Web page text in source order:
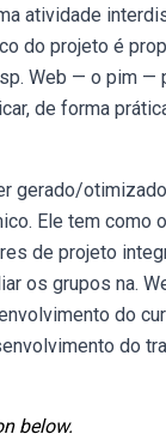
atividade
do projeto é
Web — o pim —
de forma
gerado/
Ele tem como
de projeto
os grupos na.
do
do
below.